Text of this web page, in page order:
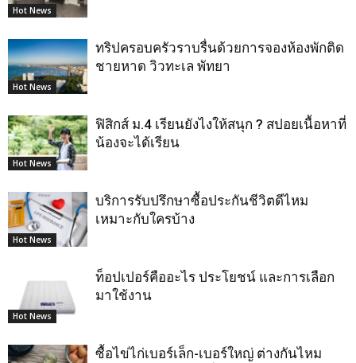
Hot News
Hot News
ทริปครอบครัวราบรื่นด้วยการจองห้องพักติด
ชายหาด วิวทะเล พัทยา
Hot News
ฟิสิกส์ ม.4 เรียนยังไงให้สนุก ? สปอยเนื้อหาที่
น้องจะได้เรียน
Hot News
บริการรับปรึกษาซื้อประกันชีวิตดีไหม
เหมาะกับใครบ้าง
Hot News
ท็อปเปอร์คืออะไร ประโยชน์ และการเลือก
มาใช้งาน
ซื้อไข่ไก่เบอร์เล็ก-เบอร์ใหญ่ ต่างกันไหม